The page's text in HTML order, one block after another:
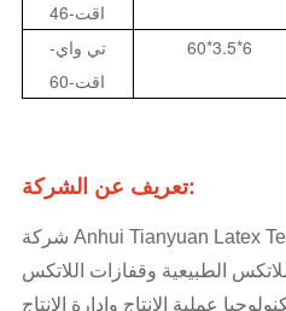
اقت-46
تي واي-
اقت-60
60*3.5*6
تعريف عن الشركة:
شركة Anhui Tianyuan Latex Technology Co.، Ltd بارعة في
الطبيعية وقفازات اللاتكس
عملية الإنتاج وإدارة الإنتاج